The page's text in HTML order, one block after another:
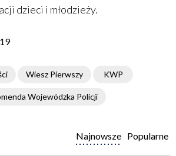
dzieci i młodzieży.
Wiesz Pierwszy KWP
Wojewódzka Policji
Popularne
Najnowsze